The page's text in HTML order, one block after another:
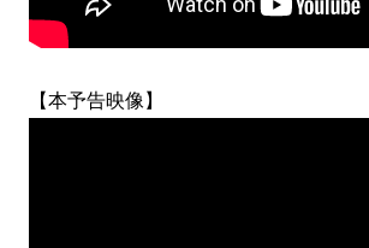
【本予告映像】